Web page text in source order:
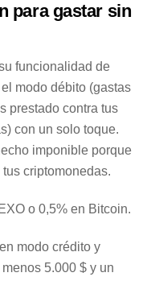
para gastar sin
funcionalidad de
modo débito (gastas
prestado contra tus
con un solo toque.
imponible porque
criptomonedas.
o 0,5% en Bitcoin.
modo crédito y
5.000 $ y un